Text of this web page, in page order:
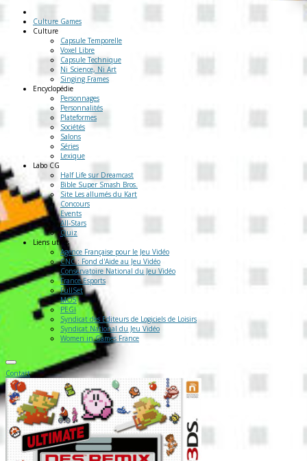
Culture Games
Culture
Capsule Temporelle
Voxel Libre
Capsule Technique
Ni Science, Ni Art
Singing Frames
Encyclopédie
Personnages
Personnalités
Plateformes
Sociétés
Salons
Séries
Lexique
Labo CG
Half Life sur Dreamcast
Bible Super Smash Bros.
Site Les allumés du Kart
Concours
Events
All-Stars
Quiz
Liens utiles
Agence Française pour le Jeu Vidéo
CNC : Fond d'Aide au Jeu Vidéo
Conservatoire National du Jeu Vidéo
France Esports
FullSet
MO5
PEGI
Syndicat des Editeurs de Logiciels de Loisirs
Syndicat National du Jeu Vidéo
Women in Games France
Contact